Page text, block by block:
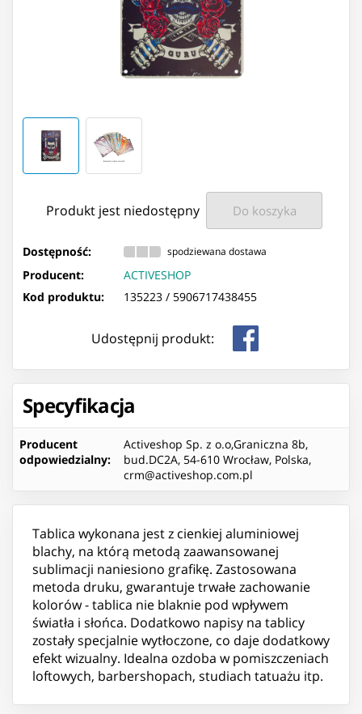
Produkt jest niedostępny Do koszyka
Dostępność: spodziewana dostawa
Producent:
ACTIVESHOP
Kod produktu:
135223 / 5906717438455
Udostępnij produkt:
Specyfikacja
Producent
odpowiedzialny:
Activeshop Sp. z o.o,Graniczna 8b,
bud.DC2A, 54-610 Wrocław, Polska,
crm@activeshop.com.pl
Tablica wykonana jest z cienkiej aluminiowej
blachy, na którą metodą zaawansowanej
sublimacji naniesiono grafikę. Zastosowana
metoda druku, gwarantuje trwałe zachowanie
kolorów - tablica nie blaknie pod wpływem
światła i słońca. Dodatkowo napisy na tablicy
zostały specjalnie wytłoczone, co daje dodatkowy
efekt wizualny. Idealna ozdoba w pomiszczeniach
loftowych, barbershopach, studiach tatuażu itp.